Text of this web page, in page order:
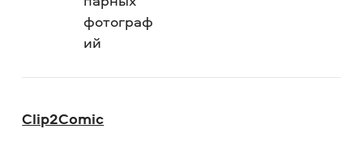
фотограф
ий
Clip2Comic